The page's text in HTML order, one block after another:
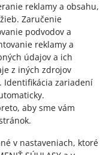
reklamy a obsahu,
. Zaručenie
podvodov a
reklamy a
údajov a ich
z iných zdrojov
. Identifikácia zariadení
.
aby sme vám
v nastaveniach, ktoré